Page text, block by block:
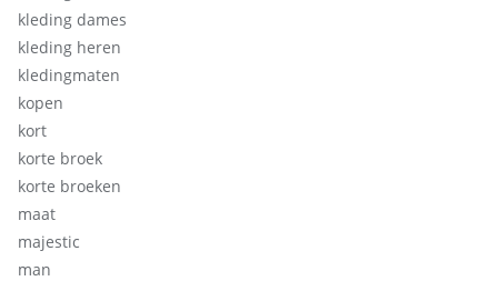
kleding dames
kleding heren
kledingmaten
kopen
kort
korte broek
korte broeken
maat
majestic
man